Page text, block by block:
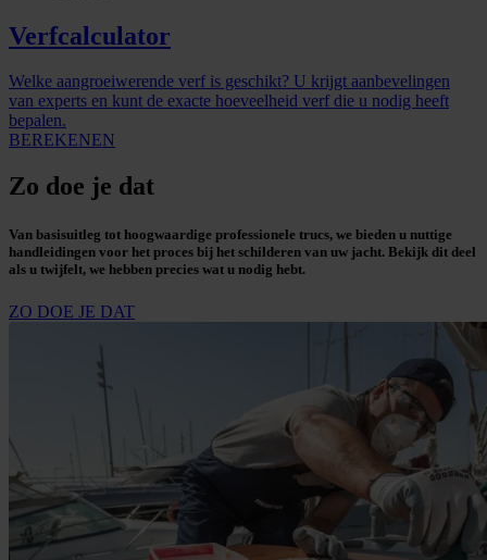
Verfcalculator
Welke aangroeiwerende verf is geschikt? U krijgt aanbevelingen
van experts en kunt de exacte hoeveelheid verf die u nodig heeft
bepalen.
BEREKENEN
Zo doe je dat
Van basisuitleg tot hoogwaardige professionele trucs, we bieden u nuttige
handleidingen voor het proces bij het schilderen van uw jacht. Bekijk dit deel
als u twijfelt, we hebben precies wat u nodig hebt.
ZO DOE JE DAT